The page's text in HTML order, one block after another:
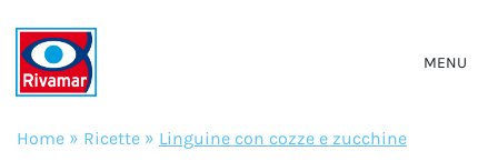
MENU
Home » Ricette » Linguine con cozze e zucchine